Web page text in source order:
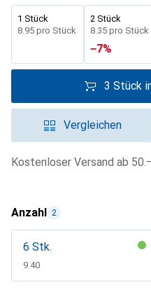
1 Stück
CHF
8.95 pro Stück
2 Stück
CHF
8.35 pro Stück
−7%
3 Stück
Vergleichen
Kostenloser Versand ab
Anzahl 2
6 Stk.
CHF
9.40